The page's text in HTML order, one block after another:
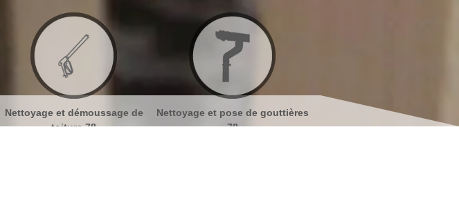
Nettoyage et pose de gouttières
78
Nettoyage et ravalement de
façades 78
Peinture sur tuiles